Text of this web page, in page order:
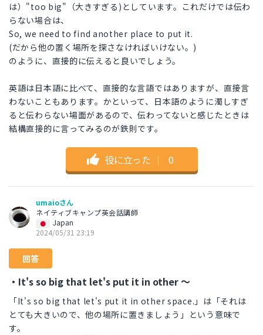
は）"too big"（大きすぎる)としています。これだけでは伝わ
らない場合は、
So, we need to find another place to put it.
(だから他の置く場所を探さなければいけない。)
のように、直接的に伝えると良いでしょう。
英語は日本語に比べて、直接的な言語ではありますが、直接言
わないこともあります。かといって、日本語のように濁しすぎ
ると伝わらない場面があるので、伝わってないと感じたときは
結構直接的に言ってみるのが鉄則です。
役に立った ｜ 0
umaioさん
ネイティブキャンプ英会話講師
Japan
2024/05/31 23:19
回答
・It's so big that let's put it in other ～
「It's so big that let's put it in other space.」は「それは
とても大きいので、他の場所に置きましょう」という意味で
す。